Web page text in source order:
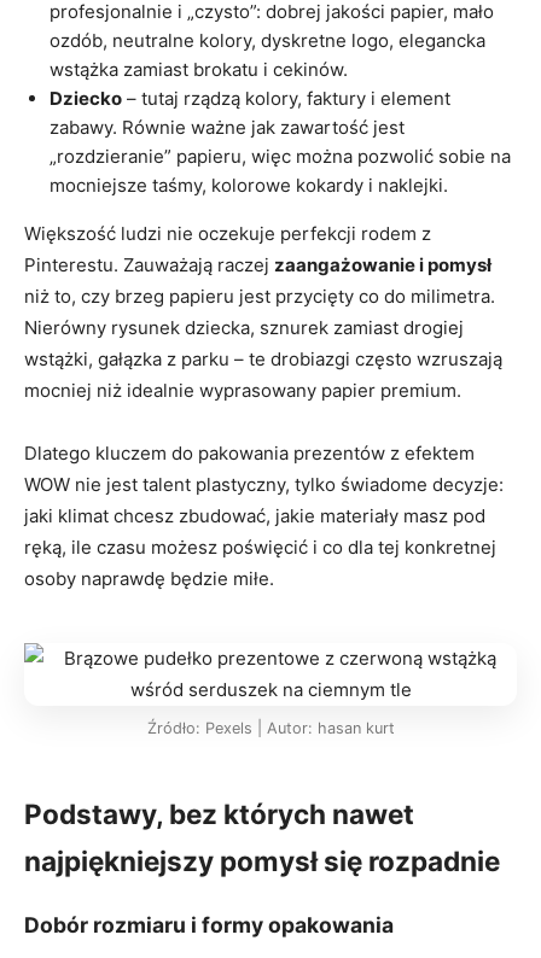
profesjonalnie i „czysto”: dobrej jakości papier, mało
ozdób, neutralne kolory, dyskretne logo, elegancka
wstążka zamiast brokatu i cekinów.
Dziecko – tutaj rządzą kolory, faktury i element
zabawy. Równie ważne jak zawartość jest
„rozdzieranie” papieru, więc można pozwolić sobie na
mocniejsze taśmy, kolorowe kokardy i naklejki.
Większość ludzi nie oczekuje perfekcji rodem z
Pinterestu. Zauważają raczej zaangażowanie i pomysł
niż to, czy brzeg papieru jest przycięty co do milimetra.
Nierówny rysunek dziecka, sznurek zamiast drogiej
wstążki, gałązka z parku – te drobiazgi często wzruszają
mocniej niż idealnie wyprasowany papier premium.
Dlatego kluczem do pakowania prezentów z efektem
WOW nie jest talent plastyczny, tylko świadome decyzje:
jaki klimat chcesz zbudować, jakie materiały masz pod
ręką, ile czasu możesz poświęcić i co dla tej konkretnej
osoby naprawdę będzie miłe.
Źródło: Pexels | Autor: hasan kurt
Podstawy, bez których nawet
najpiękniejszy pomysł się rozpadnie
Dobór rozmiaru i formy opakowania